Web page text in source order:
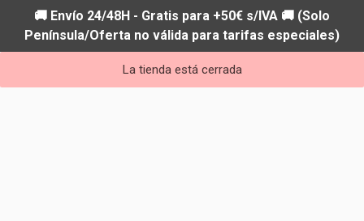
🚚 Envío 24/48H - Gratis para +50€ s/IVA 🚚 (Solo
Península/Oferta no válida para tarifas especiales)
La tienda está cerrada